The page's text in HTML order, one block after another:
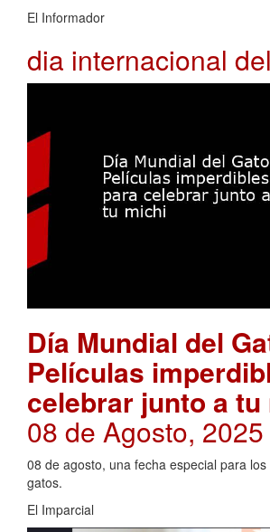
El Informador
dia internacional
Día Mundial del
Películas
celebrar junto a
08 de Agosto,
08 de agosto, una fecha especial para
gatos.
El Imparcial